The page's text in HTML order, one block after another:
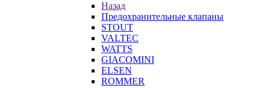
Назад
Предохранительные клапаны
STOUT
VALTEC
WATTS
GIACOMINI
ELSEN
ROMMER